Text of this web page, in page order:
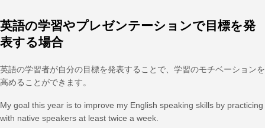
英語の学習やプレゼンテーションで目標を発
表する場合
英語の学習者が自分の目標を発表することで、学習のモチベーションを
高めることができます。
My goal this year is to improve my English speaking skills by practicing
with native speakers at least twice a week.